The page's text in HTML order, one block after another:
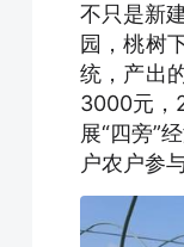
不只是新
园，桃树
统，产出
3000元，
展“四旁”
户农户参与